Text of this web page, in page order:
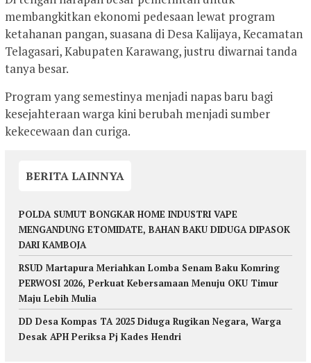
membangkitkan ekonomi pedesaan lewat program
ketahanan pangan, suasana di Desa Kalijaya, Kecamatan
Telagasari, Kabupaten Karawang, justru diwarnai tanda
tanya besar.
Program yang semestinya menjadi napas baru bagi
kesejahteraan warga kini berubah menjadi sumber
kekecewaan dan curiga.
BERITA LAINNYA
POLDA SUMUT BONGKAR HOME INDUSTRI VAPE
MENGANDUNG ETOMIDATE, BAHAN BAKU DIDUGA DIPASOK
DARI KAMBOJA
RSUD Martapura Meriahkan Lomba Senam Baku Komring
PERWOSI 2026, Perkuat Kebersamaan Menuju OKU Timur
Maju Lebih Mulia
DD Desa Kompas TA 2025 Diduga Rugikan Negara, Warga
Desak APH Periksa Pj Kades Hendri